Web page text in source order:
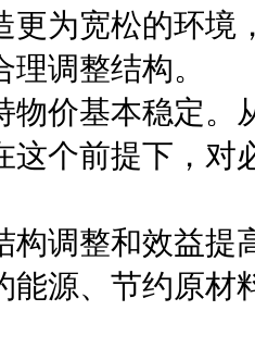
更为宽松的环境
调整结构。
物价基本稳定。
这个前提下，
构调整和效益提
能源、节约原材